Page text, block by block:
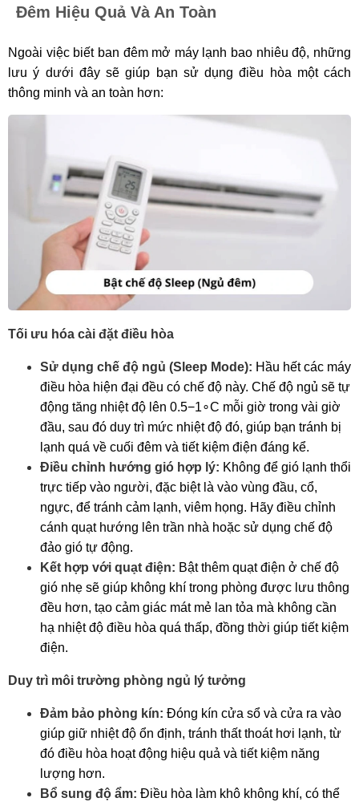
Đêm Hiệu Quả Và An Toàn
Ngoài việc biết ban đêm mở máy lạnh bao nhiêu độ, những
lưu ý dưới đây sẽ giúp bạn sử dụng điều hòa một cách
thông minh và an toàn hơn:
Tối ưu hóa cài đặt điều hòa
Sử dụng chế độ ngủ (Sleep Mode): Hầu hết các máy
điều hòa hiện đại đều có chế độ này. Chế độ ngủ sẽ tự
động tăng nhiệt độ lên 0.5−1∘C mỗi giờ trong vài giờ
đầu, sau đó duy trì mức nhiệt độ đó, giúp bạn tránh bị
lạnh quá về cuối đêm và tiết kiệm điện đáng kể.
Điều chỉnh hướng gió hợp lý: Không để gió lạnh thổi
trực tiếp vào người, đặc biệt là vào vùng đầu, cổ,
ngực, để tránh cảm lạnh, viêm họng. Hãy điều chỉnh
cánh quạt hướng lên trần nhà hoặc sử dụng chế độ
đảo gió tự động.
Kết hợp với quạt điện: Bật thêm quạt điện ở chế độ
gió nhẹ sẽ giúp không khí trong phòng được lưu thông
đều hơn, tạo cảm giác mát mẻ lan tỏa mà không cần
hạ nhiệt độ điều hòa quá thấp, đồng thời giúp tiết kiệm
điện.
Duy trì môi trường phòng ngủ lý tưởng
Đảm bảo phòng kín: Đóng kín cửa sổ và cửa ra vào
giúp giữ nhiệt độ ổn định, tránh thất thoát hơi lạnh, từ
đó điều hòa hoạt động hiệu quả và tiết kiệm năng
lượng hơn.
Bổ sung độ ẩm: Điều hòa làm khô không khí, có thể